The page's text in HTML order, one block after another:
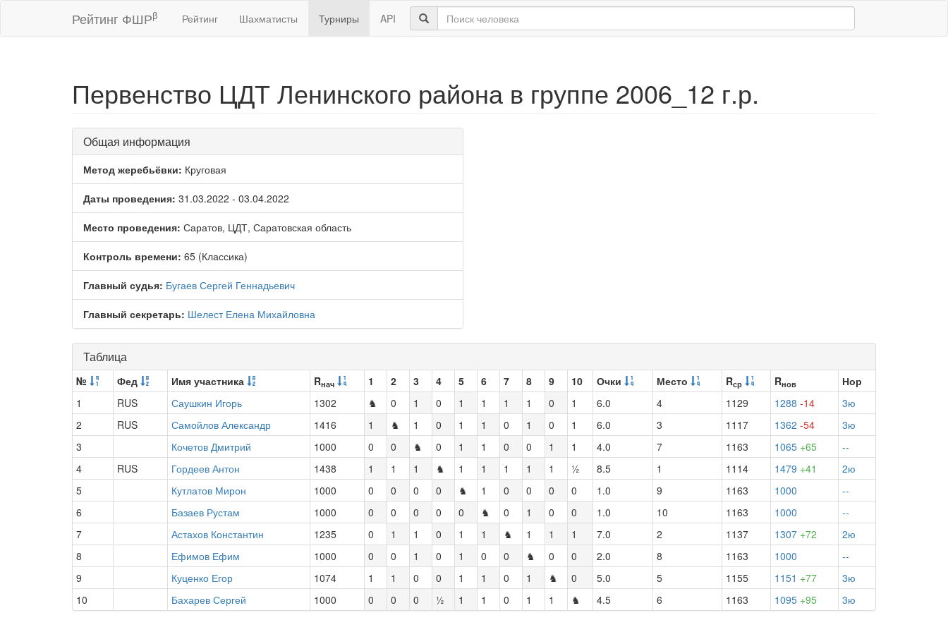
Рейтинг ФШРβ Рейтинг Шахматисты Турниры API
Первенство ЦДТ Ленинского района в группе 2006_12 г.р.
Общая информация
Метод жеребьёвки: Круговая
Даты проведения: 31.03.2022 - 03.04.2022
Место проведения: Саратов, ЦДТ, Саратовская область
Контроль времени: 65 (Классика)
Главный судья: Бугаев Сергей Геннадьевич
Главный секретарь: Шелест Елена Михайловна
Таблица
№ Фед Имя участника Rнач 1 2 3 4 5 6 7 8 9 10 Очки Место Rср Rнов
Нор
1
RUS Саушкин Игорь 1302 ♞ 0 1 0 1 1 1 1 0 1 6.0 4 1129 1288 -14
3ю
2
RUS Самойлов Александр 1416 1 ♞ 1 0 1 1 0 1 0 1 6.0 3 1117 1362 -54
3ю
3
Кочетов Дмитрий 1000 0 0 ♞ 0 1 1 0 0 1 1 4.0 7 1163 1065 +65
--
4
RUS Гордеев Антон 1438 1 1 1 ♞ 1 1 1 1 1 ½ 8.5 1 1114 1479 +41
2ю
5
Кутлатов Мирон 1000 0 0 0 0 ♞ 1 0 0 0 0 1.0 9 1163 1000
--
6
Базаев Рустам 1000 0 0 0 0 0 ♞ 0 1 0 0 1.0 10 1163 1000
--
7
Астахов Константин 1235 0 1 1 0 1 1 ♞ 1 1 1 7.0 2 1137 1307 +72
2ю
8
Ефимов Ефим 1000 0 0 1 0 1 0 0 ♞ 0 0 2.0 8 1163 1000
--
9
Куценко Егор 1074 1 1 0 0 1 1 0 1 ♞ 0 5.0 5 1155 1151 +77
3ю
10
Бахарев Сергей 1000 0 0 0 ½ 1 1 0 1 1 ♞ 4.5 6 1163 1095 +95 3ю